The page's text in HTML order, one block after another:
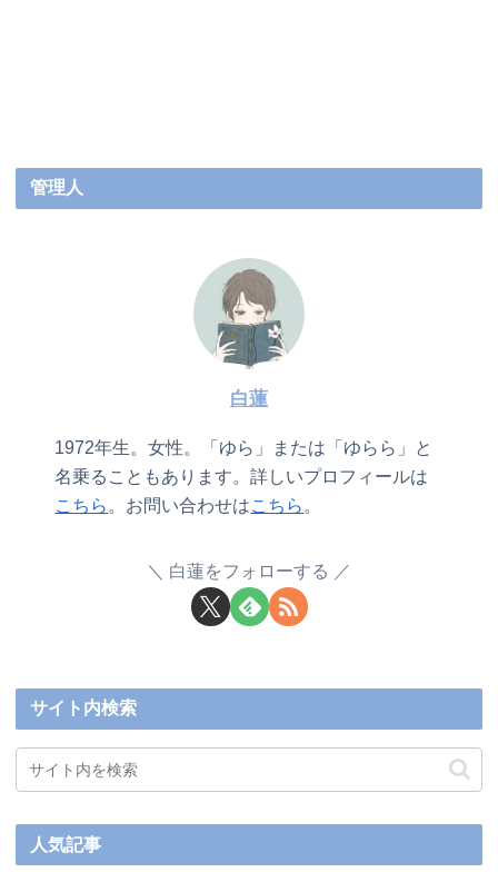
管理人
白蓮
1972年生。女性。「ゆら」または「ゆらら」と
名乗ることもあります。詳しいプロフィールは
こちら 。お問い合わせはこちら 。
白蓮をフォローする
サイト内検索
人気記事